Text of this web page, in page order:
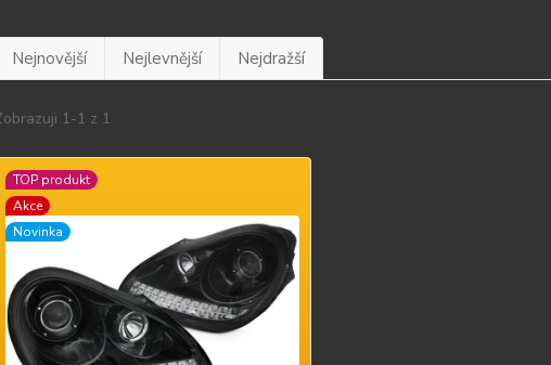
Nejnovější Nejlevnější Nejdražší
1-1 z 1
TOP produkt
Akce
Novinka